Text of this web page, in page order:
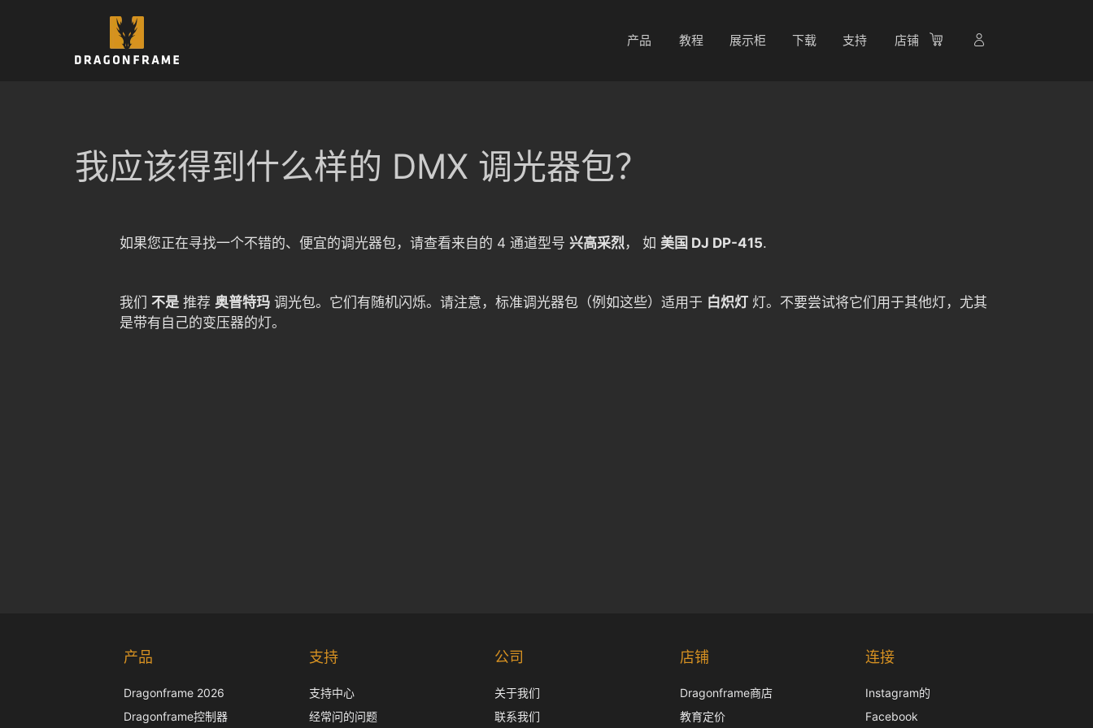
产品 教程 展示柜 下载 支持 店铺
我应该得到什么样的 DMX 调光器包？
如果您正在寻找一个不错的、便宜的调光器包，请查看来自的 4 通道型号 兴高采烈， 如 美国 DJ DP-415.
我们 不是 推荐 奥普特玛 调光包。它们有随机闪烁。请注意，标准调光器包（例如这些）适用于 白炽灯 灯。不要尝试将它们用于其他灯，尤其
是带有自己的变压器的灯。
产品
Dragonframe 2026
Dragonframe控制器
支持
支持中心
经常问的问题
公司
关于我们
联系我们
店铺
Dragonframe商店
教育定价
连接
Instagram的
Facebook
French